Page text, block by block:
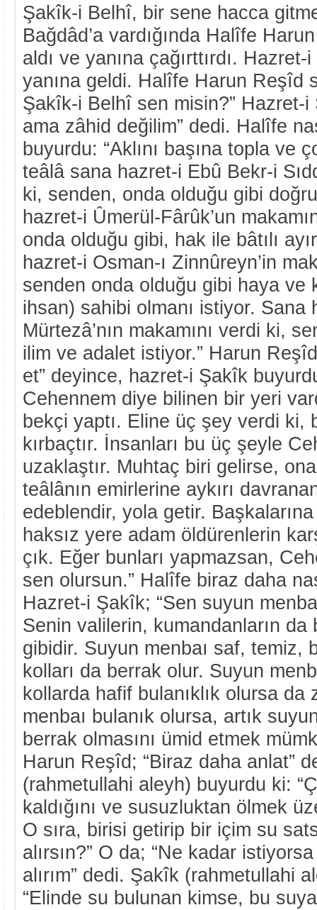
Şakîk-i Belhî, bir sene hacca
Bağdâd’a vardığında Halîfe
aldı ve yanına çağırttırdı.
yanına geldi. Halîfe Harun Reşîd
Şakîk-i Belhî sen misin?” Hazret-
ama zâhid değilim” dedi. Halîfe
buyurdu: “Aklını başına topla ve
teâlâ sana hazret-i Ebû Bekr-i
ki, senden, onda olduğu gibi
hazret-i Ûmerül-Fârûk’un
onda olduğu gibi, hak ile bâtılı
hazret-i Osman-ı Zinnûreyn’in
senden onda olduğu gibi haya ve
ihsan) sahibi olmanı istiyor. Sana
Mürtezâ’nın makamını verdi ki,
ilim ve adalet istiyor.” Harun
et” deyince, hazret-i Şakîk
Cehennem diye bilinen bir yeri
bekçi yaptı. Eline üç şey verdi ki,
kırbaçtır. İnsanları bu üç şeyle
uzaklaştır. Muhtaç biri gelirse,
teâlânın emirlerine aykırı
edeblendir, yola getir.
haksız yere adam öldürenlerin
çık. Eğer bunları yapmazsan,
sen olursun.” Halîfe biraz daha
Hazret-i Şakîk; “Sen suyun
Senin valilerin, kumandanların da
gibidir. Suyun menbaı saf, temiz,
kolları da berrak olur. Suyun
kollarda hafif bulanıklık olursa da
menbaı bulanık olursa, artık
berrak olmasını ümid etmek
Harun Reşîd; “Biraz daha anlat”
(rahmetullahi aleyh) buyurdu ki:
kaldığını ve susuzluktan ölmek
O sıra, birisi getirip bir içim su
alırsın?” O da; “Ne kadar
alırım” dedi. Şakîk (rahmetullahi
“Elinde su bulunan kimse, bu